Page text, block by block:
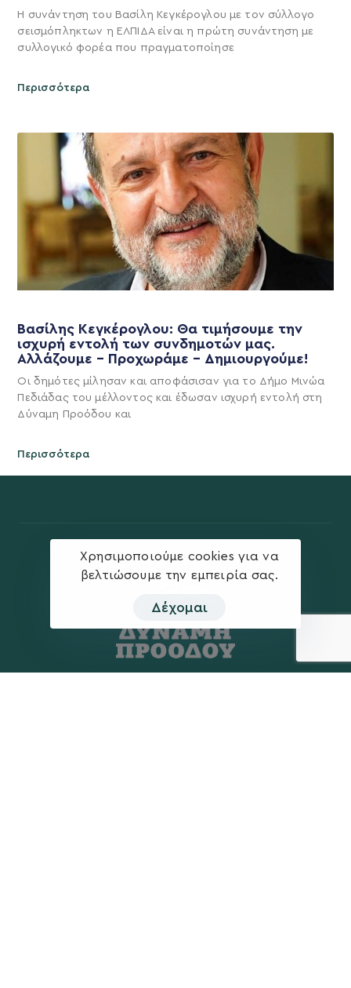
Η συνάντηση του Βασίλη Κεγκέρογλου με τον σύλλογο
σεισμόπληκτων η ΕΛΠΙΔΑ είναι η πρώτη συνάντηση με
συλλογικό φορέα που πραγματοποίησε
Περισσότερα
Βασίλης Κεγκέρογλου: Θα τιμήσουμε την
ισχυρή εντολή των συνδημοτών μας.
Αλλάζουμε – Προχωράμε – Δημιουργούμε!
Οι δημότες μίλησαν και αποφάσισαν για το Δήμο Μινώα
Πεδιάδας του μέλλοντος και έδωσαν ισχυρή εντολή στη
Δύναμη Προόδου και
Περισσότερα
Χρησιμοποιούμε cookies για να
βελτιώσουμε την εμπειρία σας.
Δέχομαι